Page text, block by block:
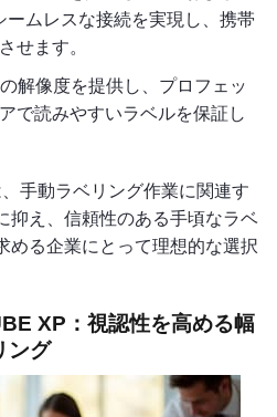
ムレスな接続を実現し、携帯
せます。
解像度を提供し、プロフェッ
で読みやすいラベルを保証し
手動ラベリング作業に関連す
抑え、信頼性のある手頃なラベ
める企業にとって理想的な選択
XP：視認性を高める幅
ング